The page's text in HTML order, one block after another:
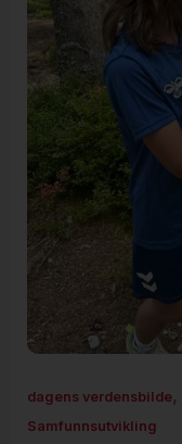
dagens verdensbilde,
Samfunnsutvikling